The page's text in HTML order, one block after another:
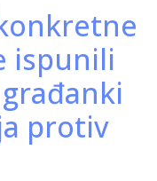
ispunili
protiv